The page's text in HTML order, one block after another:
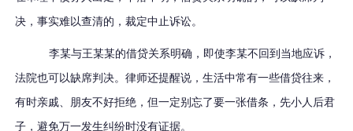
决，事实难以查清的，裁定中止诉讼。
李某与王某某的借贷关系明确，即使李某不回到当地应诉，
法院也可以缺席判决。律师还提醒说，生活中常有一些借贷往来，
有时亲戚、朋友不好拒绝，但一定别忘了要一张借条，先小人后君
子，避免万一发生纠纷时没有证据。